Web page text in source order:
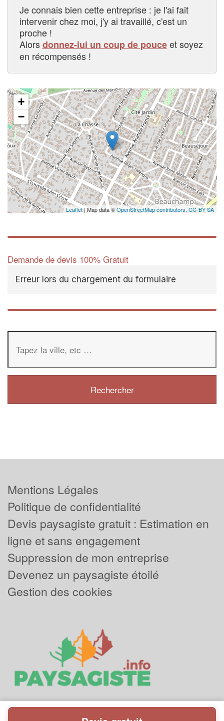
Je connais bien cette entreprise : je l'ai fait
intervenir chez moi, j'y ai travaillé, c'est un
proche !
Alorsdonnez-lui un coup de pouceet soyez
en récompensés !
+
−
Leaflet| Map data ©OpenStreetMap contributors, CC-BY-SA
Demande de devis 100% Gratuit
Erreur lors du chargement du formulaire
Mentions Légales
Politique de confidentialité
Devis paysagiste gratuit : Estimation en
ligne et sans engagement
Suppression de mon entreprise
Devenez un paysagiste étoilé
Gestion des cookies